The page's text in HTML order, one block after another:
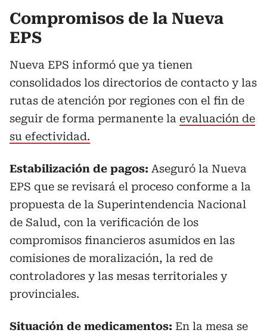
Compromisos de la Nueva
EPS
Nueva EPS informó que ya tienen
consolidados los directorios de contacto y las
rutas de atención por regiones con el fin de
seguir de forma permanente la evaluación de
su efectividad.
Estabilización de pagos: Aseguró la Nueva
EPS que se revisará el proceso conforme a la
propuesta de la Superintendencia Nacional
de Salud, con la verificación de los
compromisos financieros asumidos en las
comisiones de moralización, la red de
controladores y las mesas territoriales y
provinciales.
Situación de medicamentos: En la mesa se